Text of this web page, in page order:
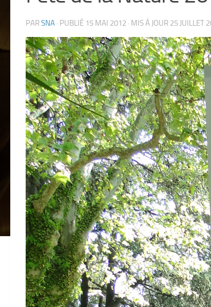
PARSNA · PUBLIÉ 15 MAI 2012 · MIS À JOUR 25 JUILLET